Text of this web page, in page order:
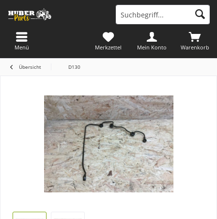
Warenkorb
Merkzettel Mein Konto
Menü
Übersicht D130